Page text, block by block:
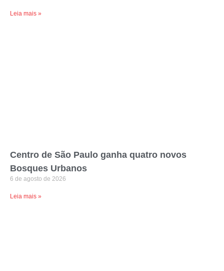
Leia mais »
Centro de São Paulo ganha quatro novos
Bosques Urbanos
6 de agosto de 2026
Leia mais »